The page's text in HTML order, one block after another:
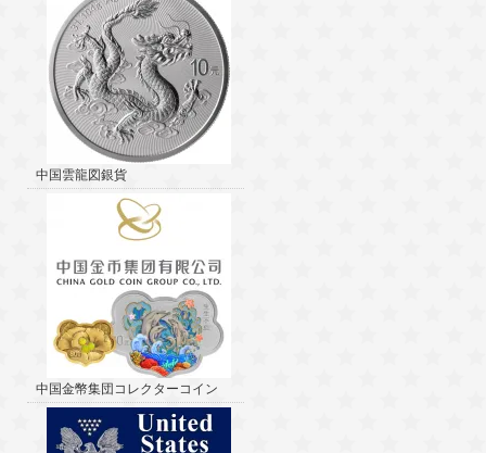
中国雲龍図銀貨
中国金幣集団コレクターコイン